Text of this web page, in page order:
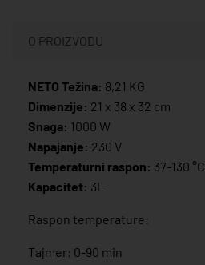
O PROIZVODU
NETO Težina: 8,21 KG
Dimenzije: 21 x 38 x 32 cm
Snaga: 1000 W
Napajanje: 230 V
Temperaturni raspon: 37-130 °C
Kapacitet: 3L
Raspon temperature:
Tajmer: 0-90 min